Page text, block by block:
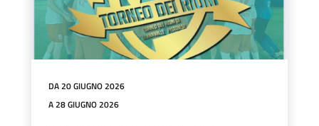
DA 20 GIUGNO 2026
A 28 GIUGNO 2026